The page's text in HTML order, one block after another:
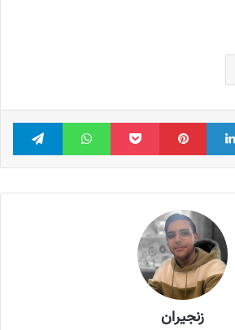
لینکدین ‫پین‌ترست پاکت واتس آپ
زنجیران